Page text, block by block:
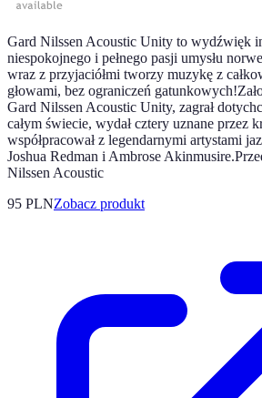
Gard Nilssen Acoustic Unity to wydźwięk
niespokojnego i pełnego pasji umysłu
wraz z przyjaciółmi tworzy muzykę z
głowami, bez ograniczeń
Gard Nilssen Acoustic Unity, zagrał
całym świecie, wydał cztery uznane przez
współpracował z legendarnymi artystami
Joshua Redman i Ambrose
Nilssen Acoustic
95 PLNZobacz produkt